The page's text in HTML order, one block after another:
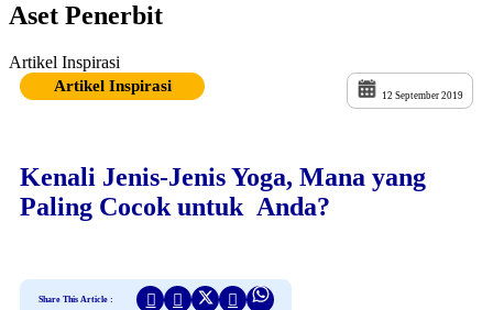
Aset Penerbit
Artikel Inspirasi
Artikel Inspirasi
12 September 2019
Kenali Jenis-Jenis Yoga, Mana yang
Paling Cocok untuk Anda?
Share This Article :